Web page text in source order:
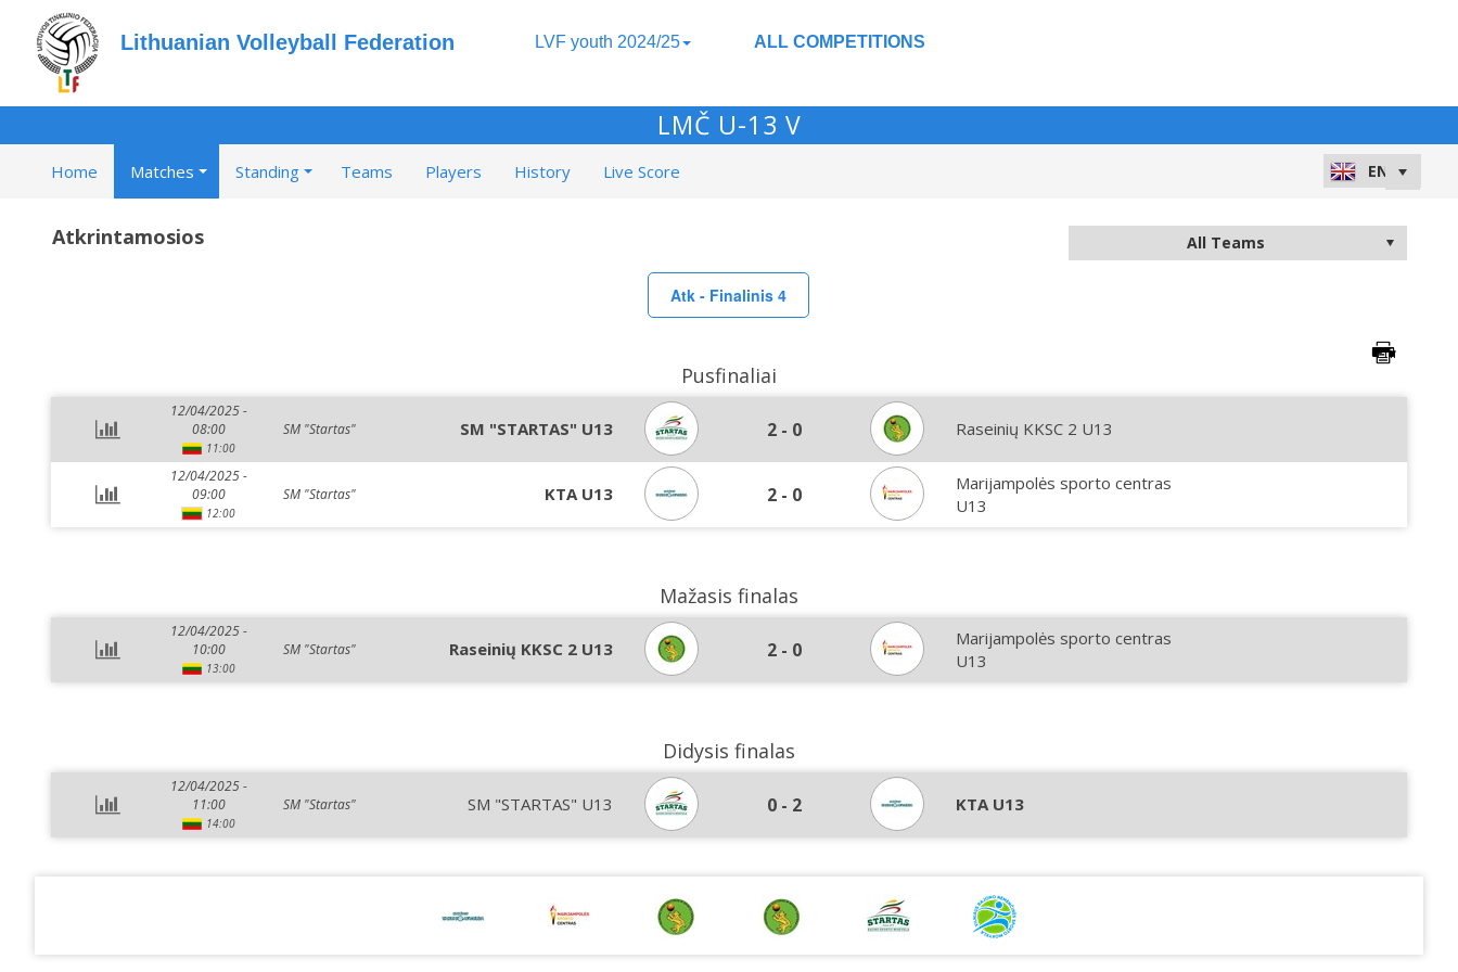
Lithuanian Volleyball Federation LVF youth 2024/25 ALL COMPETITIONS
LMČ U-13 V
Home Matches Standing Teams Players History Live Score
Atkrintamosios
Atk - Finalinis 4
Pusfinaliai
12/04/2025 -
08:00
11:00
SM "Startas" SM "STARTAS" U13 2 - 0 Raseinių KKSC 2 U13
12/04/2025 -
09:00
12:00
SM "Startas" KTA U13 2 - 0
Marijampolės sporto centras
U13
Mažasis finalas
12/04/2025 -
10:00
13:00
SM "Startas" Raseinių KKSC 2 U13 2 - 0
Marijampolės sporto centras
U13
Didysis finalas
12/04/2025 -
11:00
14:00
SM "Startas" SM "STARTAS" U13 0 - 2 KTA U13